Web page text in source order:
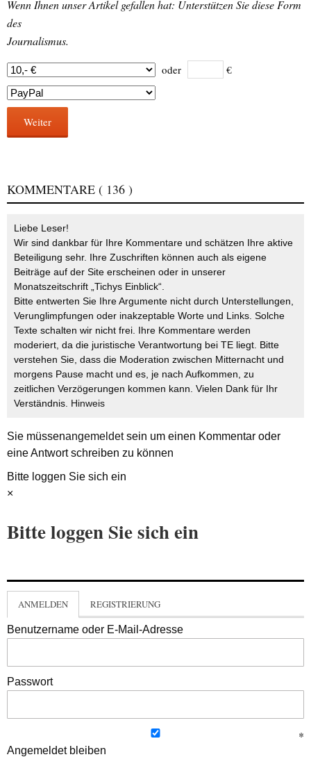
Wenn Ihnen unser Artikel gefallen hat: Unterstützen Sie diese Form
des
Journalismus.
oder €
Weiter
KOMMENTARE ( 136 )
Liebe Leser!
Wir sind dankbar für Ihre Kommentare und schätzen Ihre aktive
Beteiligung sehr. Ihre Zuschriften können auch als eigene
Beiträge auf der Site erscheinen oder in unserer
Monatszeitschrift „Tichys Einblick“.
Bitte entwerten Sie Ihre Argumente nicht durch Unterstellungen,
Verunglimpfungen oder inakzeptable Worte und Links. Solche
Texte schalten wir nicht frei. Ihre Kommentare werden
moderiert, da die juristische Verantwortung bei TE liegt. Bitte
verstehen Sie, dass die Moderation zwischen Mitternacht und
morgens Pause macht und es, je nach Aufkommen, zu
zeitlichen Verzögerungen kommen kann. Vielen Dank für Ihr
Verständnis. Hinweis
Sie müssenangemeldetsein um einen Kommentar oder
eine Antwort schreiben zu können
Bitte loggen Sie sich ein
×
Bitte loggen Sie sich ein
ANMELDEN REGISTRIERUNG
Benutzername oder E-Mail-Adresse
Passwort
Angemeldet bleiben